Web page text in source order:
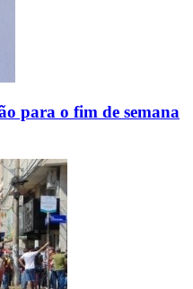
para o fim de semana